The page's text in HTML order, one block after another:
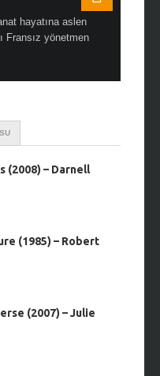
hayatına aslen
Fransız yönetmen
(2008) – Darnell
(1985) – Robert
(2007) – Julie